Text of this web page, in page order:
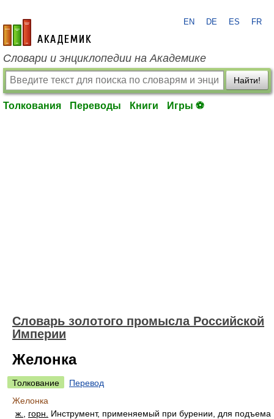
academic.ru
EN DE ES FR
Словари и энциклопедии на Академике
Найти!
Толкования Переводы Книги Игры ⚽
Словарь золотого промысла Российской
Империи
Желонка
Толкование
Перевод
Желонка
ж.
горн.
Инструмент, применяемый при бурении, для подъема